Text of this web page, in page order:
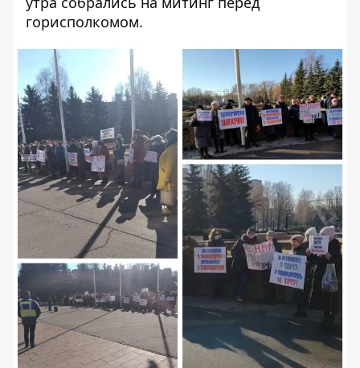
горисполкомом.